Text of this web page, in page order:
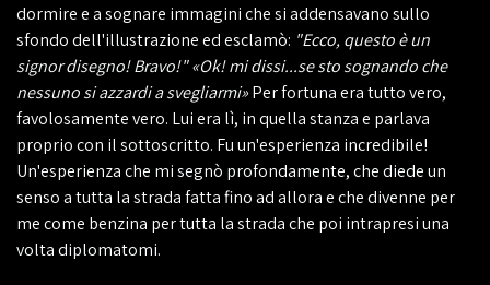
dormire e a sognare immagini che si addensavano sullo
sfondo dell'illustrazione ed esclamò: "Ecco, questo è un
signor disegno! Bravo!" «Ok! mi dissi...se sto sognando che
nessuno si azzardi a svegliarmi»Per fortuna era tutto vero,
favolosamente vero. Lui era lì, in quella stanza e parlava
proprio con il sottoscritto. Fu un'esperienza incredibile!
Un'esperienza che mi segnò profondamente, che diede un
senso a tutta la strada fatta fino ad allora e che divenne per
me come benzina per tutta la strada che poi intrapresi una
volta diplomatomi.